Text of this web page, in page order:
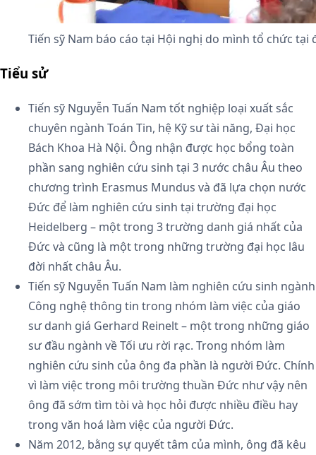
Tiến sỹ Nam báo cáo tại Hội nghị do mình tổ chức tại
Tiểu sử
Tiến sỹ Nguyễn Tuấn Nam tốt nghiệp loại xuất sắc
chuyên ngành Toán Tin, hệ Kỹ sư tài năng, Đại học
Bách Khoa Hà Nội. Ông nhận được học bổng toàn
phần sang nghiên cứu sinh tại 3 nước châu Âu theo
chương trình Erasmus Mundus và đã lựa chọn nước
Đức để làm nghiên cứu sinh tại trường đại học
Heidelberg – một trong 3 trường danh giá nhất của
Đức và cũng là một trong những trường đại học lâu
đời nhất châu Âu.
Tiến sỹ Nguyễn Tuấn Nam làm nghiên cứu sinh ngành
Công nghệ thông tin trong nhóm làm việc của giáo
sư danh giá Gerhard Reinelt – một trong những giáo
sư đầu ngành về Tối ưu rời rạc. Trong nhóm làm
nghiên cứu sinh của ông đa phần là người Đức. Chính
vì làm việc trong môi trường thuần Đức như vậy nên
ông đã sớm tìm tòi và học hỏi được nhiều điều hay
trong văn hoá làm việc của người Đức.
Năm 2012, bằng sự quyết tâm của mình, ông đã kêu